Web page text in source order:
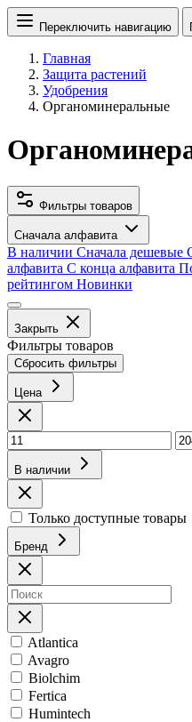
Переключить навигацию
Главная
Защита растений
Удобрения
Органоминеральные
Фильтры товаров
Сначала алфавита
В наличии Сначала дешевые
алфавита С конца алфавита
рейтингом Новинки
Закрыть
Фильтры товаров
Сбросить фильтры
Цена
В наличии
Только доступные товары
Бренд
Atlantica
Avagro
Biolchim
Fertica
Humintech